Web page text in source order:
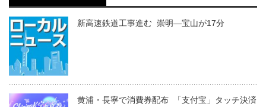
新高速鉄道工事進む 崇明―宝山が17分
黄浦・長寧で消費券配布 「支付宝」タッチ決済